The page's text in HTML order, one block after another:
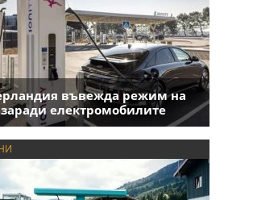
въвежда режим на
заради електромобилите